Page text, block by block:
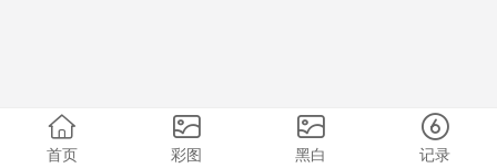
首页 彩图 黑白 记录